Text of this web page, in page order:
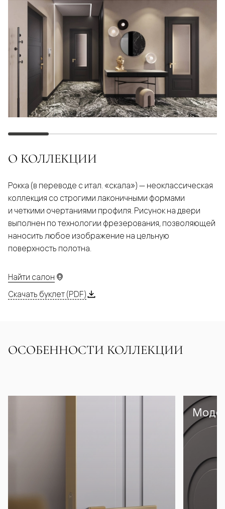
О КОЛЛЕКЦИИ
Рокка (в переводе с итал. «скала») — неоклассическая
коллекция со строгими лаконичными формами
и четкими очертаниями профиля. Рисунок на двери
выполнен по технологии фрезерования, позволяющей
наносить любое изображение на цельную
поверхность полотна.
Найти салон
Скачать буклет (PDF)
ОСОБЕННОСТИ КОЛЛЕКЦИИ